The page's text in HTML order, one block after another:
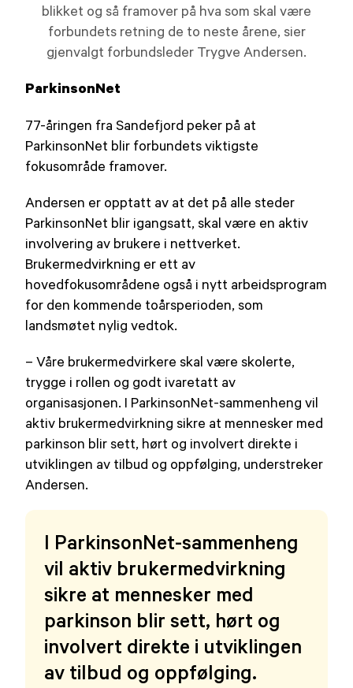
blikket og så framover på hva som skal være
forbundets retning de to neste årene, sier
gjenvalgt forbundsleder Trygve Andersen.
ParkinsonNet
77-åringen fra Sandefjord peker på at
ParkinsonNet blir forbundets viktigste
fokusområde framover.
Andersen er opptatt av at det på alle steder
ParkinsonNet blir igangsatt, skal være en aktiv
involvering av brukere i nettverket.
Brukermedvirkning er ett av
hovedfokusområdene også i nytt arbeidsprogram
for den kommende toårsperioden, som
landsmøtet nylig vedtok.
– Våre brukermedvirkere skal være skolerte,
trygge i rollen og godt ivaretatt av
organisasjonen. I ParkinsonNet-sammenheng vil
aktiv brukermedvirkning sikre at mennesker med
parkinson blir sett, hørt og involvert direkte i
utviklingen av tilbud og oppfølging, understreker
Andersen.
I ParkinsonNet-sammenheng
vil aktiv brukermedvirkning
sikre at mennesker med
parkinson blir sett, hørt og
involvert direkte i utviklingen
av tilbud og oppfølging.